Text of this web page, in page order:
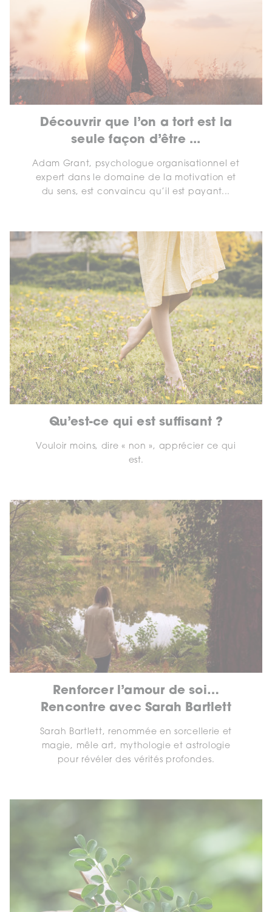
Découvrir que l’on a tort est la
seule façon d’être ...
Adam Grant, psychologue organisationnel et
expert dans le domaine de la motivation et
du sens, est convaincu qu’il est payant...
Qu’est-ce qui est suffisant ?
Vouloir moins, dire « non », apprécier ce qui
est.
Renforcer l’amour de soi…
Rencontre avec Sarah Bartlett
Sarah Bartlett, renommée en sorcellerie et
magie, mêle art, mythologie et astrologie
pour révéler des vérités profondes.